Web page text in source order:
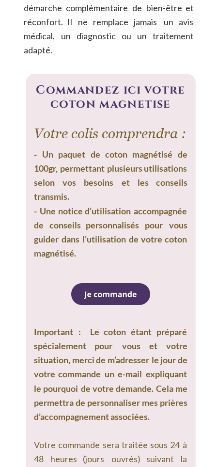
démarche complémentaire de bien-être et
réconfort. Il ne remplace jamais un avis
médical,
un diagnostic ou un traitement
adapté.
Commandez ici votre
coton magnétisé
Votre colis comprendra :
- Un paquet de coton magnétisé de
100gr, permettant plusieurs utilisations
selon
vos besoins et les
conseils
transmis.
- Une notice d’utilisation accompagnée
de conseils personnalisés pour vous
guider dans l’utilisation de votre coton
magnétisé.
Important : Le coton étant préparé
spécialement
pour vous et
votre
situation, mercide m’adresser le jour de
votre commande un e-mail expliquant
le pourquoi de votre demande. Cela me
permettrade personnaliser mes prières
d’accompagnement associées.
Votre commande sera traitée sous 24 à
48
heures (jours ouvrés) suivant la